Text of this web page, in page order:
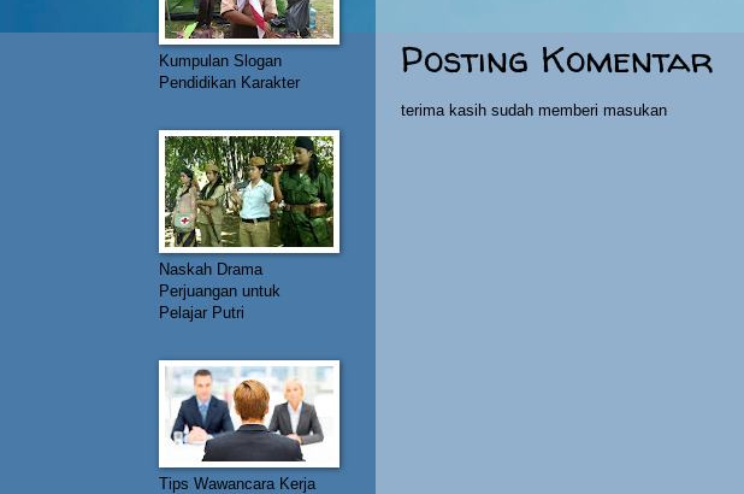
Posting Komentar
terima kasih sudah memberi masukan
Kumpulan Slogan
Pendidikan Karakter
Naskah Drama
Perjuangan untuk
Pelajar Putri
Tips Wawancara Kerja